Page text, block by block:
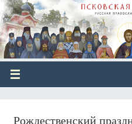
Рождественский